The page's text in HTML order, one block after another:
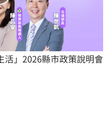
活」2026縣市政策說明會